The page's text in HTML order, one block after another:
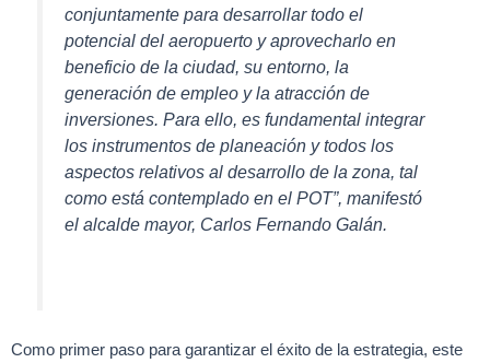
conjuntamente para desarrollar todo el
potencial del aeropuerto y aprovecharlo en
beneficio de la ciudad, su entorno, la
generación de empleo y la atracción de
inversiones. Para ello, es fundamental integrar
los instrumentos de planeación y todos los
aspectos relativos al desarrollo de la zona, tal
como está contemplado en el POT”, manifestó
el alcalde mayor, Carlos Fernando Galán.
Como primer paso para garantizar el éxito de la estrategia, este